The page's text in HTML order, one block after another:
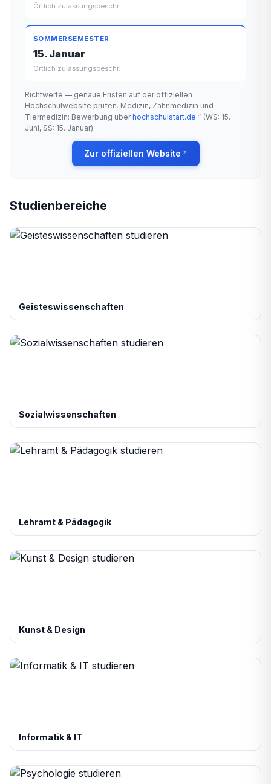
Örtlich zulassungsbeschr.
SOMMERSEMESTER
15. Januar
Örtlich zulassungsbeschr.
Richtwerte — genaue Fristen auf der offiziellen
Hochschulwebsite prüfen. Medizin, Zahnmedizin und
Tiermedizin: Bewerbung überhochschulstart.de
(WS: 15.
Juni, SS: 15. Januar).
Zur offiziellen Website
Studienbereiche
Geisteswissenschaften
Sozialwissenschaften
Lehramt & Pädagogik
Kunst & Design
Informatik & IT